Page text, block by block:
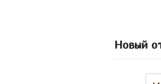
Новый